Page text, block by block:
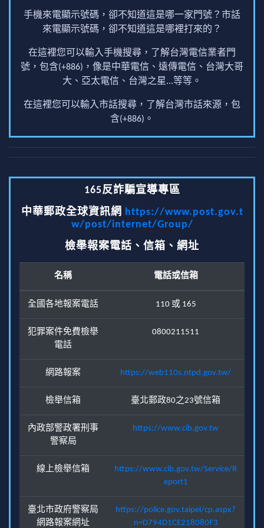
手機來電顯示號碼，卻不知道這是哪一家門號？市話
來電顯示號碼，卻不知道這是哪裡打來的？
在這裡您可以輸入手機搜尋，了解台灣電信業者門
號，包含(+886)，像是中華電信、遠傳電信、台灣大哥
大、亞太電信、台灣之星...等等。
在這裡您可以輸入市話搜尋，了解台灣市話來源，包
含(+886)。
165反詐騙宣導專區
中華郵政全球資訊網 https://www.post.gov.t
w/post/internet/Group/
檢舉報案電話、信箱、網址
名稱 電話或信箱
全國各地報案電話 110 或 165
犯罪案件免費檢舉
電話
0800211511
網路報案 https://web110s.ntpd.gov.tw/
檢舉信箱 臺北郵政80之23號信箱
內政部警政署刑事
警察局
https://www.cib.gov.tw
線上檢舉信箱
https://www.cib.gov.tw/Service/R
eport1
臺北市政府警察局
網路報案網址
https://police.gov.taipei/cp.aspx?
n=D794D1CE218080F3